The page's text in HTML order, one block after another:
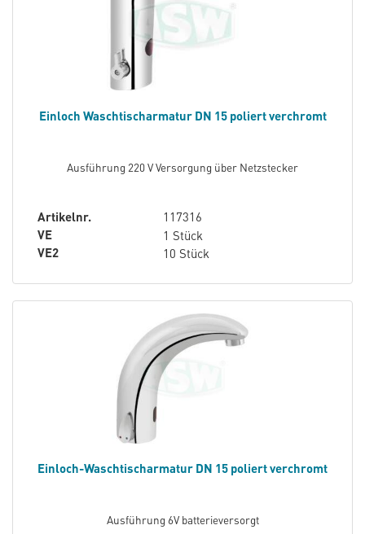
Einloch Waschtischarmatur DN 15 poliert verchromt
Ausführung 220 V Versorgung über Netzstecker
Artikelnr.
117316
VE
1 Stück
VE2
10 Stück
Einloch-Waschtischarmatur DN 15 poliert verchromt
Ausführung 6V batterieversorgt